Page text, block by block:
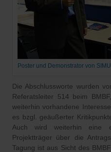
Poster und Demonstrator von
Die Abschlussworte wurden
Referatsleiter 514 beim
weiterhin vorhandene
es bzgl. geäußerter
Auch wird weiterhin eine
Projektträger über die
Tagung ist aus Sicht des